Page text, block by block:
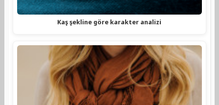
Kaş şekline göre karakter analizi